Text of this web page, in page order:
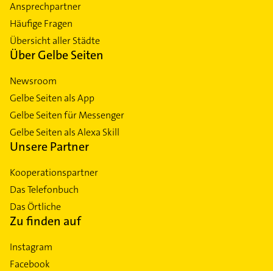
Ansprechpartner
Häufige Fragen
Übersicht aller Städte
Über Gelbe Seiten
Newsroom
Gelbe Seiten als App
Gelbe Seiten für Messenger
Gelbe Seiten als Alexa Skill
Unsere Partner
Kooperationspartner
Das Telefonbuch
Das Örtliche
Zu finden auf
Instagram
Facebook